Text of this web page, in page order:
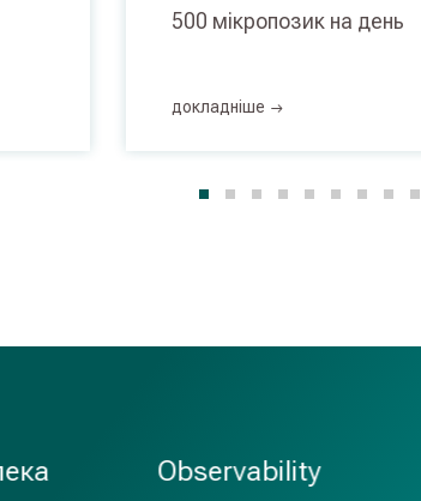
500 мікропозик на день
докладнiше
Observability